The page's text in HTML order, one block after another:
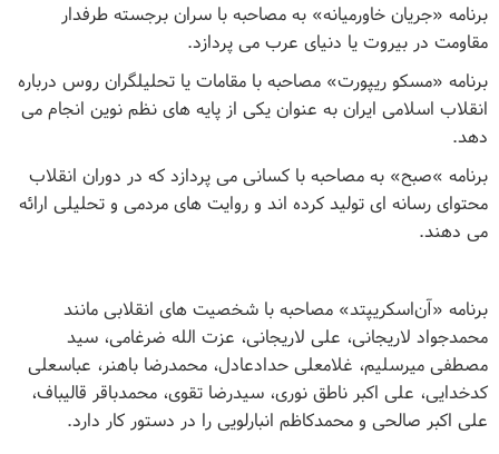
برنامه «جریان خاورمیانه» به مصاحبه با سران برجسته طرفدار
مقاومت در بیروت یا دنیای عرب می پردازد.
برنامه «مسکو ریپورت» مصاحبه با مقامات یا تحلیلگران روس درباره
انقلاب اسلامی ایران به عنوان یکی از پایه های نظم نوین انجام می
دهد.
برنامه »صبح» به مصاحبه با کسانی می پردازد که در دوران انقلاب
محتوای رسانه ای تولید کرده اند و روایت های مردمی و تحلیلی ارائه
می دهند.
برنامه «آن‌اسکریپتد» مصاحبه با شخصیت های انقلابی مانند
محمدجواد لاریجانی، علی لاریجانی، عزت الله ضرغامی، سید
مصطفی میرسلیم، غلامعلی حدادعادل، محمدرضا باهنر، عباسعلی
کدخدایی، علی اکبر ناطق نوری، سیدرضا تقوی، محمدباقر قالیباف،
علی اکبر صالحی و محمدکاظم انبارلویی را در دستور کار دارد.